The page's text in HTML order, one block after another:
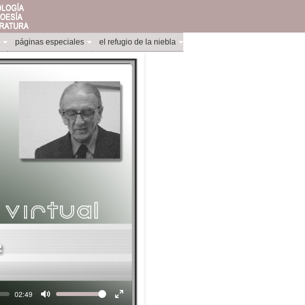
páginas especiales el refugio de la niebla
Current
02:49 Volume